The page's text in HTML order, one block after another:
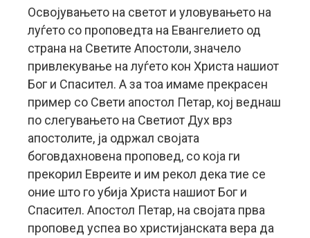
Освојувањето на светот и уловувањето на
луѓето со проповедта на Евангелието од
страна на Светите Апостоли, значело
привлекување на луѓето кон Христа нашиот
Бог и Спасител. А за тоа имаме прекрасен
пример со Свети апостол Петар, кој веднаш
по слегувањето на Светиот Дух врз
апостолите, ја одржал својата
боговдахновена проповед, со која ги
прекорил Евреите и им рекол дека тие се
оние што го убија Христа нашиот Бог и
Спасител. Апостол Петар, на својата прва
проповед успеа во христијанската вера да